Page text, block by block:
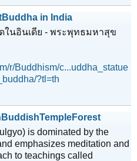
in India
นอินเดีย - พระพุทธมหาสุข
r/Buddhism/c...uddha_statue
?tl=th
is dominated by the
emphasizes meditation and
to teachings called